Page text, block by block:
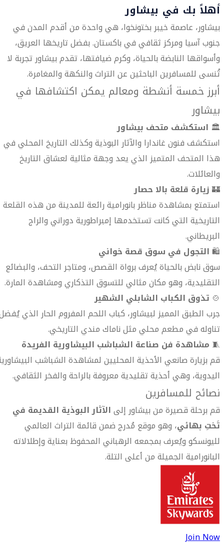
أهلاً بك في بيشاور
بيشاور، عاصمة خيبر بختونخوا، هي واحدة من أقدم المدن في
جنوب آسيا ومركز ثقافي في باكستان. بفضل تاريخها العريق،
وأسواقها النابضة بالحياة، وكرم ضيافتها، تقدم بيشاور تجربة لا
تُنسى للمسافرين الباحثين عن التراث والنكهة والمغامرة.
أبرز خمسة أنشطة ومعالم يمكن اكتشافها في
بيشاور
🏛 استكشف متحف بيشاور
استكشف فنون غاندارا والآثار البوذية وكذلك التاريخ المحلي في
هذا المتحف المتميز الذي يعد وجهة مثالية لعشاق التاريخ
والعائلات.
🏰زيارة قلعة بالا حصار
استمتع بمشاهدة مناظر بانورامية رائعة للمدينة من هذه القلعة
التاريخية التي كانت تستخدمها إمبراطورية دوراني والراج
البريطاني.
🛍التجول في سوق قصة خواني
سوق نابض بالحياة يُعرف برواة القصص، ومتاجر التحف، والبضائع
التقليدية، وهو مكان مثالي للتسوق التذكاري ومشاهدة المارة.
🍲 تذوق الكباب الشابلي الشهير
جرب الطبق المميز لبيشاور، كباب اللحم المفروم الحار الذي
تناوله في مطعم محلي مثل ناماك مندي التاريخي.
🧵 مشاهدة فن صناعة الشباشب البيشاورية الفريدة
قم بزيارة صانعي الأحذية المحليين لمشاهدة الشباشب
اليدوية، وهي أحذية تقليدية معروفة بالراحة والفخر الثقافي.
نصائح للمسافرين
قم برحلة قصيرة من بيشاور إلىالآثار البوذية القديمة في
تَختِ بهائي، وهو موقع مُدرج ضمن قائمة التراث العالمي
لليونسكو ويُعرف بمجمعه الرهباني المحفوظ بعناية وإطلالاته
البانورامية الجميلة من أعلى التلة.
Join Now